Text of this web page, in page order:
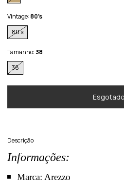
Vintage: 80’s
80’s
Tamanho: 38
38
Descrição
Informações:
Marca: Arezzo